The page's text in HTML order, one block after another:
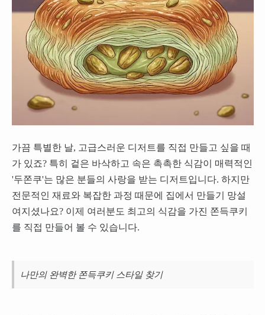
가끔 특별한 날, 고급스러운 디저트를 직접 만들고 싶을 때
가 있죠? 특히 겉은 바삭하고 속은 촉촉한 식감이 매력적인
'두쫀쿠'는 많은 분들의 사랑을 받는 디저트입니다. 하지만
전문적인 재료와 복잡한 과정 때문에 집에서 만들기 망설
여지셨나요? 이제 여러분도 최고의 식감을 가진 쫀득쿠키
를 직접 만들어 볼 수 있습니다.
나만의 완벽한 쫀득쿠키 스타일 찾기